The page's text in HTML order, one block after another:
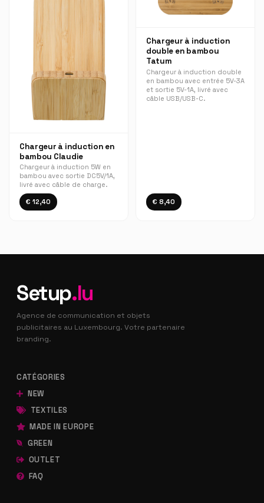
Chargeur à induction en
bambou Claudie
Chargeur à induction 5W en
bambou avec sortie DC5V/1A,
livré avec câble de charge.
€ 12,40
Chargeur à induction
double en bambou
Tatum
Chargeur à induction double
en bambou avec entrée 5V-3A
et sortie 5V-1A, livré avec
câble USB/USB-C.
€ 8,40
Setup.lu
Agence de communication et objets
publicitaires au Luxembourg. Votre partenaire
branding.
CATÉGORIES
NEW
TEXTILES
MADE IN EUROPE
GREEN
OUTLET
FAQ